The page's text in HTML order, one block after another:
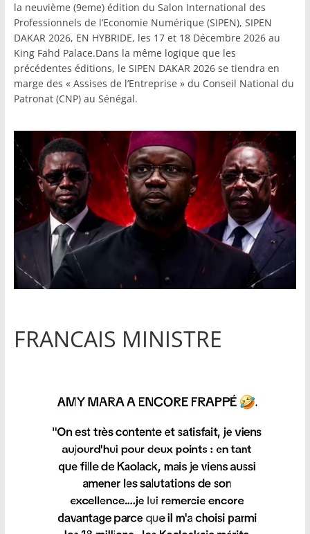
la neuvième (9eme) édition du Salon International des
Professionnels de l’Economie Numérique (SIPEN), SIPEN
DAKAR 2026, EN HYBRIDE, les 17 et 18 Décembre 2026 au
King Fahd Palace.Dans la même logique que les
précédentes éditions, le SIPEN DAKAR 2026 se tiendra en
marge des « Assises de l’Entreprise » du Conseil National du
Patronat (CNP) au Sénégal.
FRANCAIS MINISTRE